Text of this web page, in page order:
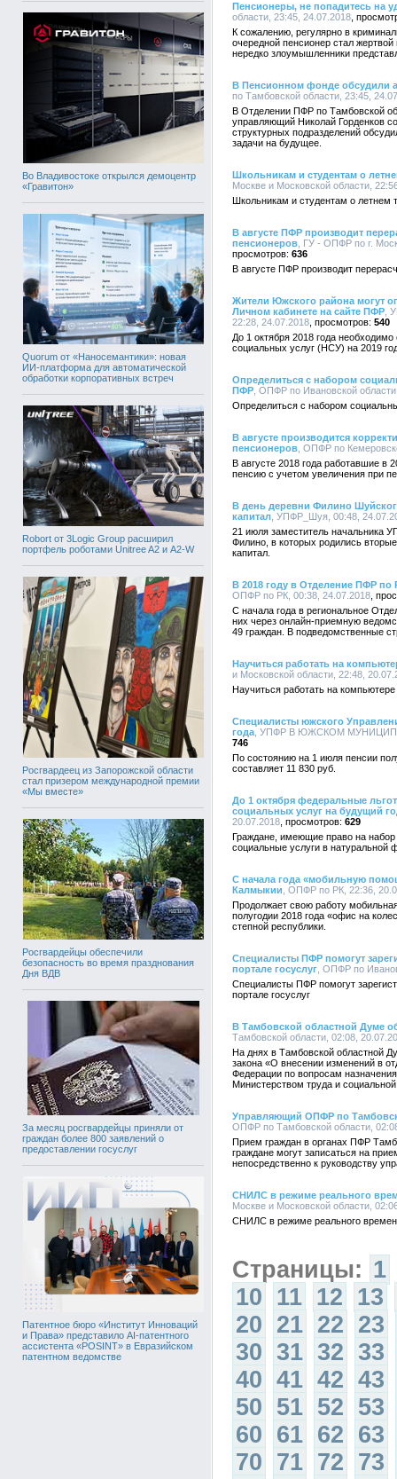
Во Владивостоке открылся демоцентр
«Гравитон»
Quorum от «Наносемантики»: новая
ИИ-платформа для автоматической
обработки корпоративных встреч
Robort от 3Logic Group расширил
портфель роботами Unitree A2 и A2-W
Росгвардеец из Запорожской области
стал призером международной премии
«Мы вместе»
Росгвардейцы обеспечили
безопасность во время празднования
Дня ВДВ
За месяц росгвардейцы приняли от
граждан более 800 заявлений о
предоставлении госуслуг
Патентное бюро «Институт Инноваций
и Права» представило AI-патентного
ассистента «POSINT» в Евразийском
патентном ведомстве
Пенсионеры, не попадитесь на
области, 23:45, 24.07.2018
К сожалению, регулярно в
очередной пенсионер стал
нередко злоумышленники
В Пенсионном фонде обсудили
по Тамбовской области, 23:45,
В Отделении ПФР по Тамбовской
управляющий Николай Горденков
структурных подразделений
задачи на будущее.
Школьникам и студентам о
Москве и Московской области,
Школьникам и студентам о летнем
В августе ПФР производит
пенсионеров , ГУ - ОПФР по г.
636
В августе ПФР производит
Жители Южского района могут
Личном кабинете на сайте ПФР ,
22:28, 24.07.2018
540
До 1 октября 2018 года
социальных услуг (НСУ) на 2019
Определиться с набором
ПФР , ОПФР по Ивановской
Определиться с набором
В августе производится
пенсионеров , ОПФР по
В августе 2018 года работавшие в
пенсию с учетом увеличения при
В день деревни Филино
капитал , УПФР_Шуя, 00:48,
21 июля заместитель начальника
Филино, в которых родились
капитал.
В 2018 году в Отделение ПФР
ОПФР по РК, 00:38, 24.07.2018
С начала года в региональное
них через онлайн-приемную
49 граждан. В подведомственные
Научиться работать на
и Московской области, 22:48,
Научиться работать на
Специалисты южского
года , УПФР В ЮЖСКОМ
746
По состоянию на 1 июля пенсии
составляет 11 830 руб.
До 1 октября федеральные
социальных услуг на будущий
20.07.2018
629
Граждане, имеющие право на
социальные услуги в натуральной
С начала года «мобильную
Калмыкии , ОПФР по РК, 22:36,
Продолжает свою работу
полугодии 2018 года «офис на
степной республики.
Специалисты ПФР помогут
портале госуслуг , ОПФР по
Специалисты ПФР помогут
портале госуслуг
В Тамбовской областной Думе
Тамбовской области, 02:08,
На днях в Тамбовской областной
закона «О внесении изменений в
Федерации по вопросам
Министерством труда и
Управляющий ОПФР по
ОПФР по Тамбовской области,
Прием граждан в органах ПФР
граждане могут записаться на
непосредственно к руководству
СНИЛС в режиме реального
Москве и Московской области,
СНИЛС в режиме реального
Страницы: 1
10 11 12 13
20 21 22 23
30 31 32 33
40 41 42 43
50 51 52 53
60 61 62 63
70 71 72 73